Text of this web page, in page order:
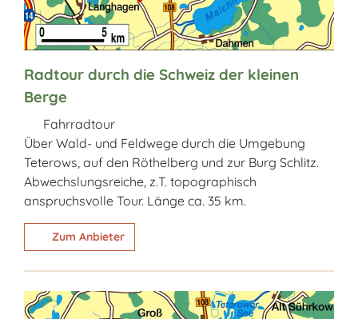
Radtour durch die Schweiz der kleinen
Berge
Fahrradtour
Über Wald- und Feldwege durch die Umgebung
Teterows, auf den Röthelberg und zur Burg Schlitz.
Abwechslungsreiche, z.T. topographisch
anspruchsvolle Tour. Länge ca. 35 km.
Zum Anbieter